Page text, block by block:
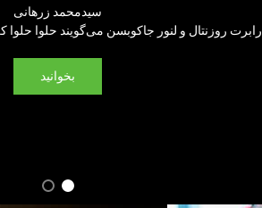
سیدمحمد زرهانی
رابرت روزنتال و لنور جاکوبسن می‌گویند حلوا
بخوانید